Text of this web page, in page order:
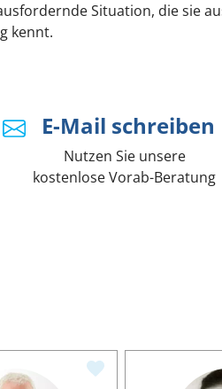
Situation, die sie
kennt.
E-Mail schreiben
Nutzen Sie unsere
kostenlose Vorab-Beratung